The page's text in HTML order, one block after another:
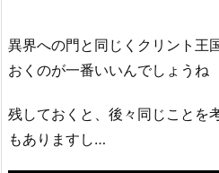
異界への門と同じくクリント王
おくのが一番いいんでしょうね
残しておくと、後々同じことを
もありますし…